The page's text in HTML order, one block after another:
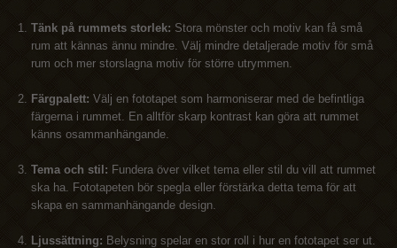
Tänk på rummets storlek: Stora mönster och motiv kan få små
rum att kännas ännu mindre. Välj mindre detaljerade motiv för små
rum och mer storslagna motiv för större utrymmen.
Färgpalett: Välj en fototapet som harmoniserar med de befintliga
färgerna i rummet. En alltför skarp kontrast kan göra att rummet
känns osammanhängande.
Tema och stil: Fundera över vilket tema eller stil du vill att rummet
ska ha. Fototapeten bör spegla eller förstärka detta tema för att
skapa en sammanhängande design.
Ljussättning: Belysning spelar en stor roll i hur en fototapet ser ut.